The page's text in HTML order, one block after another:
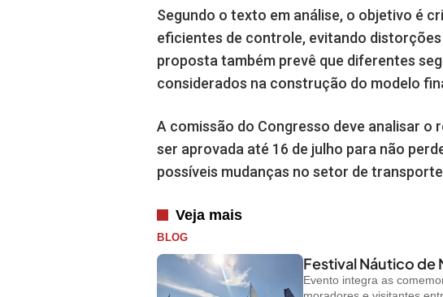
Segundo o texto em análise, o objetivo é
eficientes de controle, evitando
proposta também prevê que diferentes
considerados na construção do modelo
A comissão do Congresso deve analisar o
ser aprovada até 16 de julho para não
possíveis mudanças no setor de
Veja mais
BLOG
Festival Náutico
Evento integra as